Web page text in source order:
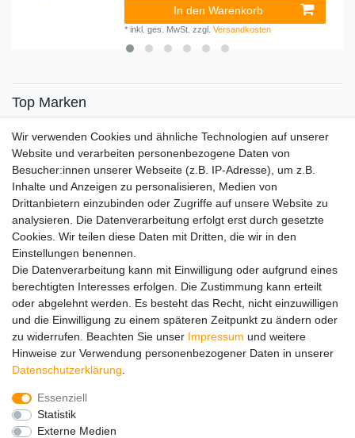
In den Warenkorb
*inkl. ges. MwSt. zzgl.Versandkosten
Top Marken
Top Themen
Adventskalender
Service
Versandinfos
FAQ
Ersatzteile
Registrieren
Wir versenden mit
Impressum
Wir verwenden Cookies und ähnliche Technologien auf unserer
Website und verarbeiten personenbezogene Daten von
Besucher:innen unserer Webseite (z.B. IP-Adresse), um z.B.
Inhalte und Anzeigen zu personalisieren, Medien von
Drittanbietern einzubinden oder Zugriffe auf unsere Website zu
analysieren. Die Datenverarbeitung erfolgt erst durch gesetzte
Cookies. Wir teilen diese Daten mit Dritten, die wir in den
Einstellungen benennen.
Die Datenverarbeitung kann mit Einwilligung oder aufgrund eines
berechtigten Interesses erfolgen. Die Zustimmung kann erteilt
oder abgelehnt werden. Es besteht das Recht, nicht einzuwilligen
und die Einwilligung zu einem späteren Zeitpunkt zu ändern oder
zu widerrufen. Beachten Sie unser Impressum und weitere
Hinweise zur Verwendung personenbezogener Daten in unserer
Daten­schutz­erklärung
Essenziell
Statistik
Externe Medien